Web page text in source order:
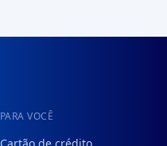
PARA VOCÊ
Cartão de crédito